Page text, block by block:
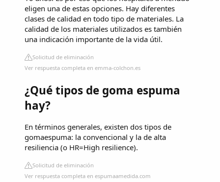
eligen una de estas opciones. Hay diferentes
clases de calidad en todo tipo de materiales. La
calidad de los materiales utilizados es también
una indicación importante de la vida útil.
Solicitud de eliminación
Ver respuesta completa en emma-colchon.es
¿Qué tipos de goma espuma
hay?
En términos generales, existen dos tipos de
gomaespuma: la convencional y la de alta
resiliencia (o HR=High resilience).
Solicitud de eliminación
Ver respuesta completa en espumaamedida.com